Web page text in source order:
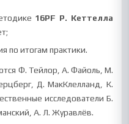
16PF Р. Кеттелла
по итогам практики.
Ф. Тейлор, А. Файоль, М.
Д. МакКлелланд, К.
исследователи Б.
А. Л. Журавлёв.